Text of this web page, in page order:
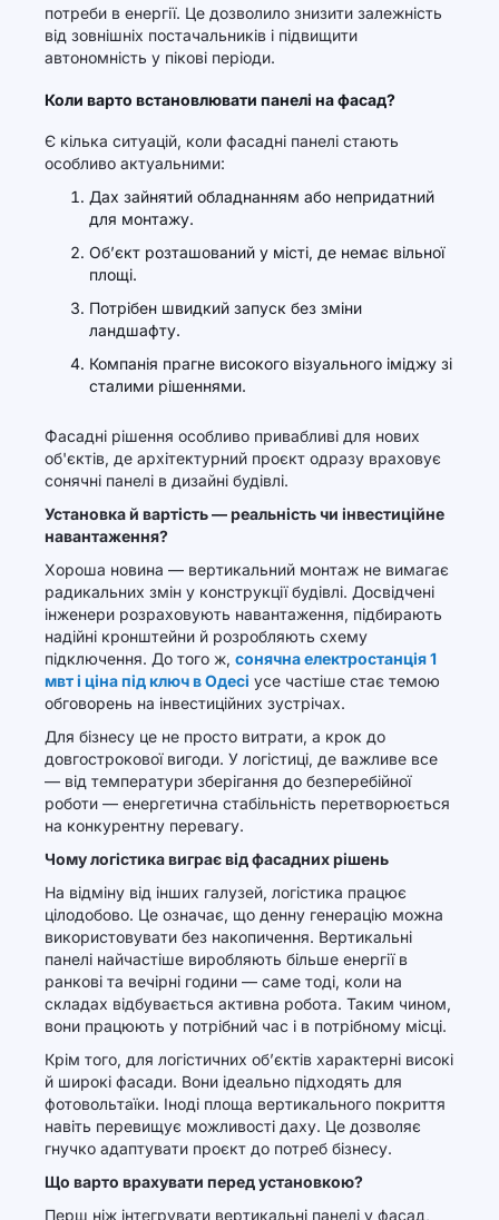
потреби в енергії. Це дозволило знизити залежність
від зовнішніх постачальників і підвищити
автономність у пікові періоди.
Коли варто встановлювати панелі на фасад?
Є кілька ситуацій, коли фасадні панелі стають
особливо актуальними:
Дах зайнятий обладнанням або непридатний
для монтажу.
Об’єкт розташований у місті, де немає вільної
площі.
Потрібен швидкий запуск без зміни
ландшафту.
Компанія прагне високого візуального іміджу зі
сталими рішеннями.
Фасадні рішення особливо привабливі для нових
об'єктів, де архітектурний проєкт одразу враховує
сонячні панелі в дизайні будівлі.
Установка й вартість — реальність чи інвестиційне
навантаження?
Хороша новина — вертикальний монтаж не вимагає
радикальних змін у конструкції будівлі. Досвідчені
інженери розраховують навантаження, підбирають
надійні кронштейни й розробляють схему
підключення. До того ж, сонячна електростанція 1
мвт і ціна під ключ в Одесі усе частіше стає темою
обговорень на інвестиційних зустрічах.
Для бізнесу це не просто витрати, а крок до
довгострокової вигоди. У логістиці, де важливе все
— від температури зберігання до безперебійної
роботи — енергетична стабільність перетворюється
на конкурентну перевагу.
Чому логістика виграє від фасадних рішень
На відміну від інших галузей, логістика працює
цілодобово. Це означає, що денну генерацію можна
використовувати без накопичення. Вертикальні
панелі найчастіше виробляють більше енергії в
ранкові та вечірні години — саме тоді, коли на
складах відбувається активна робота. Таким чином,
вони працюють у потрібний час і в потрібному місці.
Крім того, для логістичних об’єктів характерні високі
й широкі фасади. Вони ідеально підходять для
фотовольтаїки. Іноді площа вертикального покриття
навіть перевищує можливості даху. Це дозволяє
гнучко адаптувати проєкт до потреб бізнесу.
Що варто врахувати перед установкою?
Перш ніж інтегрувати вертикальні панелі у фасад,